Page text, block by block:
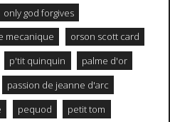
only god forgives
mecanique
orson scott card
p'tit quinquin
palme d'or
passion de jeanne d'arc
pequod
petit tom